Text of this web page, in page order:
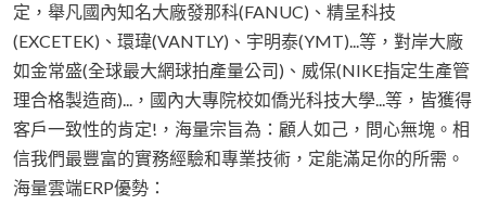
定，舉凡國內知名大廠發那科(FANUC)、精呈科技
(EXCETEK)、環瑋(VANTLY)、宇明泰(YMT)...等，對岸大廠
如金常盛(全球最大網球拍產量公司)、威保(NIKE指定生產管
理合格製造商)...，國內大專院校如僑光科技大學...等，皆獲得
客戶一致性的肯定!，海量宗旨為：顧人如己，問心無塊。相
信我們最豐富的實務經驗和專業技術，定能滿足你的所需。
海量雲端ERP優勢：